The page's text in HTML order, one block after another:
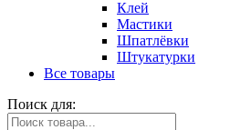
Клей
Мастики
Шпатлёвки
Штукатурки
Все товары
Поиск для: